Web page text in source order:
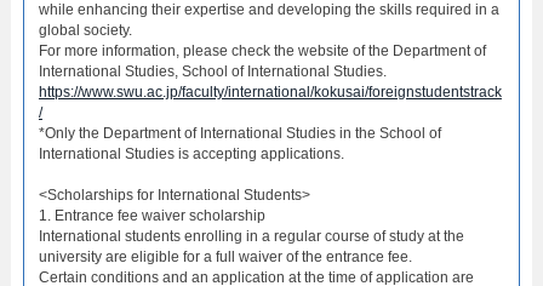
while enhancing their expertise and developing the skills required in a
global society.
For more information, please check the website of the Department of
International Studies, School of International Studies.
https://www.swu.ac.jp/faculty/international/kokusai/foreignstudentstrack
/
*Only the Department of International Studies in the School of
International Studies is accepting applications.
<Scholarships for International Students>
1. Entrance fee waiver scholarship
International students enrolling in a regular course of study at the
university are eligible for a full waiver of the entrance fee.
Certain conditions and an application at the time of application are